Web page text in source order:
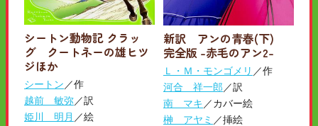
シートン動物記 クラッ
グ クートネーの雄ヒツ
ジほか
シートン ／作
越前 敏弥／訳
姫川 明月 ／絵
新訳 アンの青春(下)
完全版 -赤毛のアン2-
Ｌ・Ｍ・モンゴメリ ／作
河合 祥一郎 ／訳
南 マキ ／カバー絵
榊 アヤミ ／挿絵